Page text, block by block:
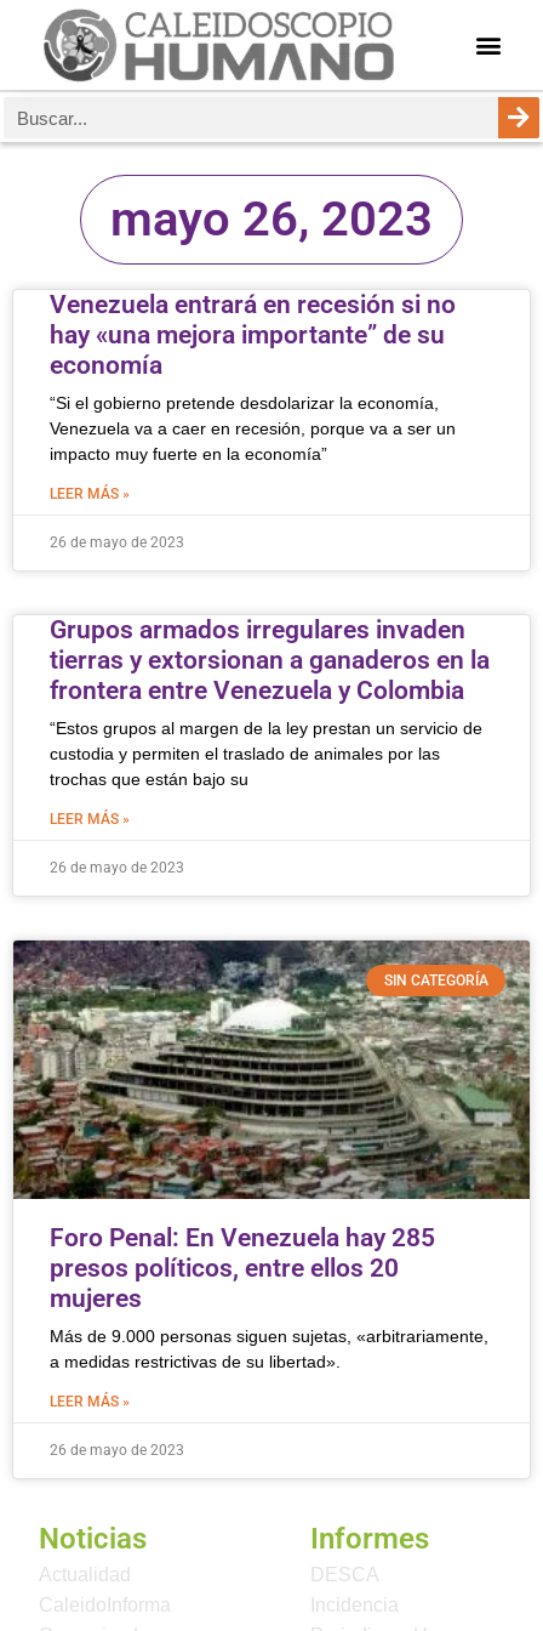
mayo 26, 2023
Venezuela entrará en recesión si no
hay «una mejora importante” de su
economía
“Si el gobierno pretende desdolarizar la economía,
Venezuela va a caer en recesión, porque va a ser un
impacto muy fuerte en la economía”
LEER MÁS »
26 de mayo de 2023
Grupos armados irregulares invaden
tierras y extorsionan a ganaderos en la
frontera entre Venezuela y Colombia
“Estos grupos al margen de la ley prestan un servicio de
custodia y permiten el traslado de animales por las
trochas que están bajo su
LEER MÁS »
26 de mayo de 2023
SIN CATEGORÍA
Foro Penal: En Venezuela hay 285
presos políticos, entre ellos 20
mujeres
Más de 9.000 personas siguen sujetas, «arbitrariamente,
a medidas restrictivas de su libertad».
LEER MÁS »
26 de mayo de 2023
Noticias
Actualidad
CaleidoInforma
Informes
DESCA
Incidencia